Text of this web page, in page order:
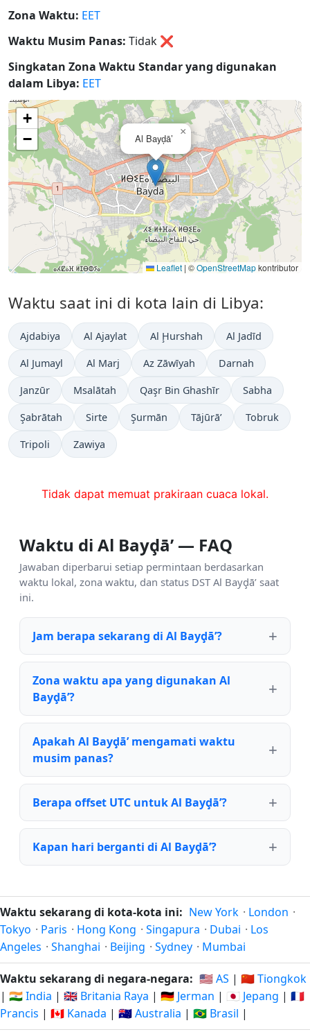
Zona Waktu: EET
Waktu Musim Panas: Tidak ❌
Singkatan Zona Waktu Standar yang digunakan
dalam Libya: EET
Al Bayḑā’
×
+
−
Leaflet | ©OpenStreetMapkontributor
Waktu saat ini di kota lain di Libya:
Ajdabiya Al Ajaylat Al Ḩurshah Al Jadīd
Al Jumayl Al Marj Az Zāwīyah Darnah
Janzūr Msalātah Qaşr Bin Ghashīr Sabha
Şabrātah Sirte Şurmān Tājūrā’ Tobruk
Tripoli Zawiya
Tidak dapat memuat prakiraan cuaca lokal.
Waktu di Al Bayḑā’ — FAQ
Jawaban diperbarui setiap permintaan berdasarkan
waktu lokal, zona waktu, dan status DST Al Bayḑā’ saat
ini.
Jam berapa sekarang di Al Bayḑā’?
Zona waktu apa yang digunakan Al
Bayḑā’?
Apakah Al Bayḑā’ mengamati waktu
musim panas?
Berapa offset UTC untuk Al Bayḑā’?
Kapan hari berganti di Al Bayḑā’?
Waktu sekarang di kota-kota ini: New York · London ·
Tokyo · Paris · Hong Kong · Singapura · Dubai · Los
Angeles · Shanghai · Beijing · Sydney · Mumbai
Waktu sekarang di negara-negara: 🇺🇸 AS | 🇨🇳 Tiongkok
| 🇮🇳 India | 🇬🇧 Britania Raya | 🇩🇪 Jerman | 🇯🇵 Jepang | 🇫🇷
Prancis | 🇨🇦 Kanada | 🇦🇺 Australia | 🇧🇷 Brasil |